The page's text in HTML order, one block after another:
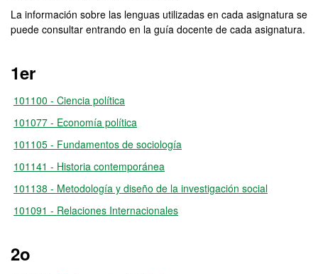
La información sobre las lenguas utilizadas en cada asignatura se
puede consultar entrando en la guía docente de cada asignatura.
1er
101100 - Ciencia política
101077 - Economía política
101105 - Fundamentos de sociología
101141 - Historia contemporánea
101138 - Metodología y diseño de la investigación social
101091 - Relaciones Internacionales
2o